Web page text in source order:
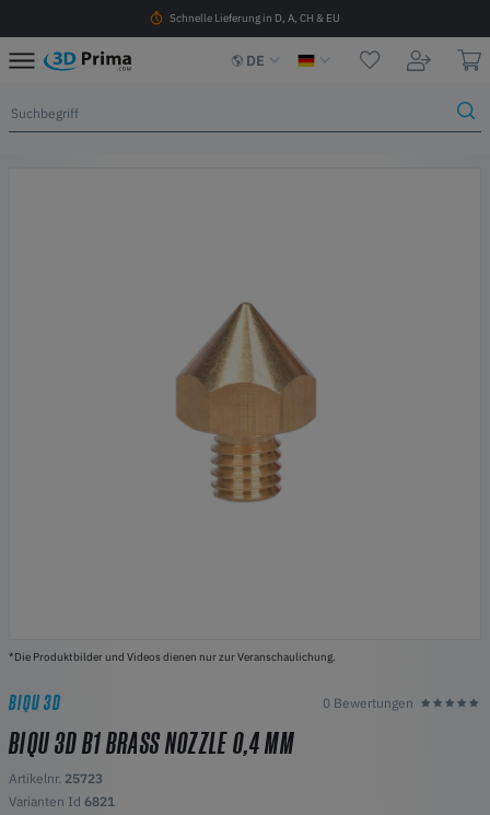
Schnelle Lieferung in D, A, CH & EU
DE
*Die Produktbilder und Videos dienen nur zur Veranschaulichung.
BIQU 3D 0 Bewertungen
BIQU 3D B1 BRASS NOZZLE 0,4 MM
Artikelnr. 25723
Varianten Id 6821